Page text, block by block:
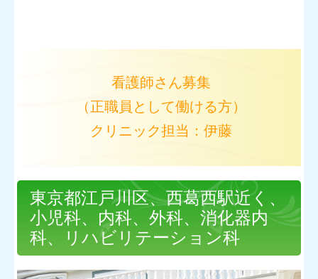
看護師さん募集
（正職員として働ける方）
クリニック担当：伊藤
東京都江戸川区、西葛西駅近く、
小児科、内科、外科、消化器内
科、リハビリテーション科